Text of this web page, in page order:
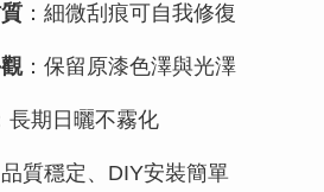
：細微刮痕可自我修復
：保留原漆色澤與光澤
長期日曬不霧化
品質穩定、DIY安裝簡單